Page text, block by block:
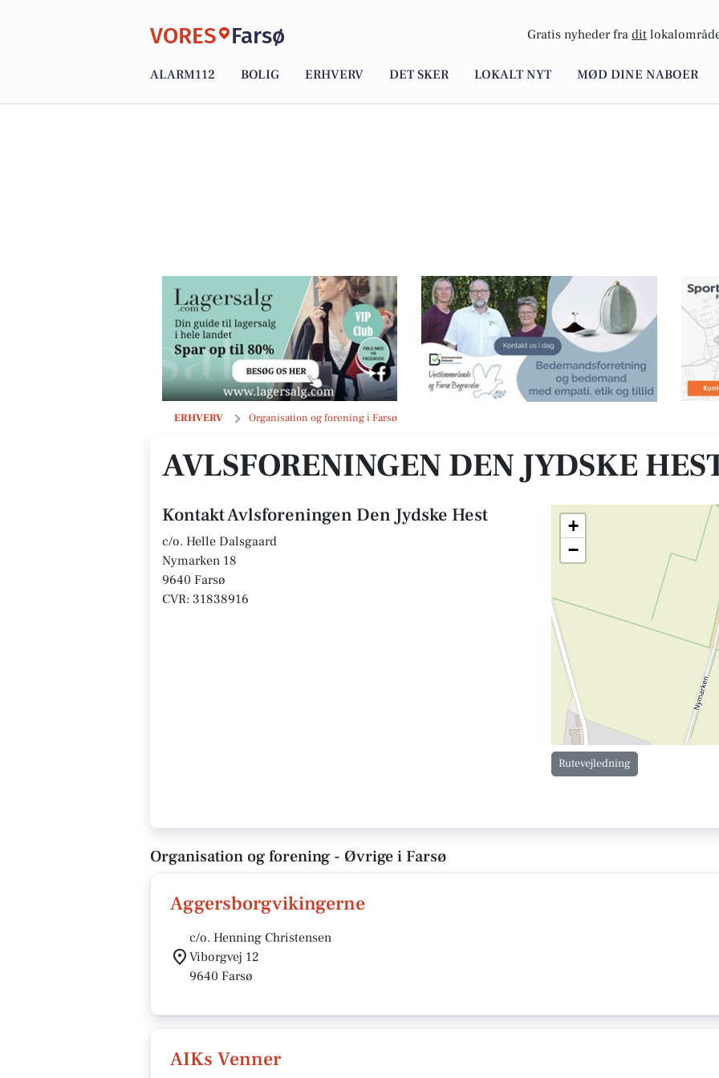
VORES Farsø Gratis nyheder fra dit
ALARM112 BOLIG ERHVERV DET SKER LOKALT NYT MØD DINE NABOER
ERHVERV Organisation og forening i Farsø
Avlsforeningen Den Jydske Hest
AVLSFORENINGEN DEN JYDSKE
Kontakt Avlsforeningen Den Jydske Hest
c/o. Helle Dalsgaard
Nymarken 18
9640 Farsø
CVR: 31838916
+
−
Rutevejledning
Organisation og forening - Øvrige i Farsø
Aggersborgvikingerne
c/o. Henning Christensen
Viborgvej 12
9640 Farsø
AIKs Venner